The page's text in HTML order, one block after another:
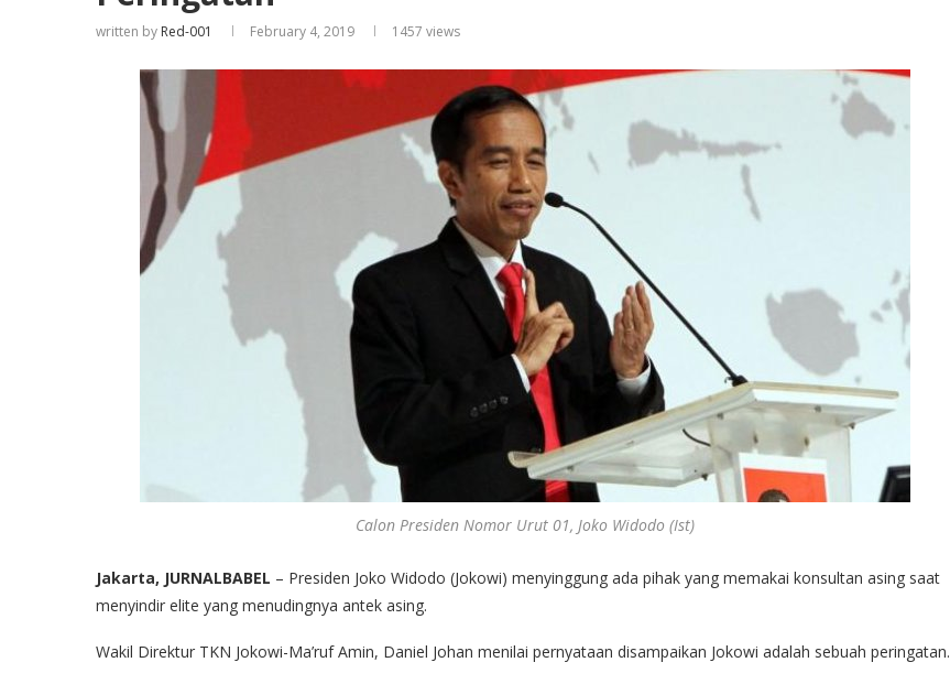
written by Red-001 February 4, 2019 1457 views
Calon Presiden Nomor Urut 01, Joko Widodo (Ist)
Jakarta, JURNALBABEL – Presiden Joko Widodo (Jokowi) menyinggung ada pihak yang memakai konsultan asing saat
menyindir elite yang menudingnya antek asing.
Wakil Direktur TKN Jokowi-Ma’ruf Amin, Daniel Johan menilai pernyataan disampaikan Jokowi adalah sebuah peringatan.